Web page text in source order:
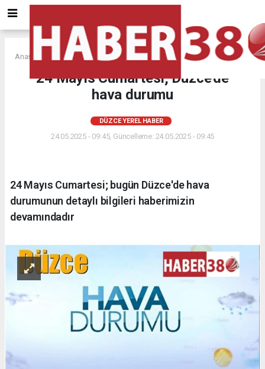
Anasayfa DÜZCE YEREL HABER
24 Mayıs Cumartesi; Düzce'de
hava durumu
DÜZCE YEREL HABER
24.05.2025 - 09:45, Güncelleme: 24.05.2025 - 09:45
24 Mayıs Cumartesi; bugün Düzce'de hava
durumunun detaylı bilgileri haberimizin
devamındadır